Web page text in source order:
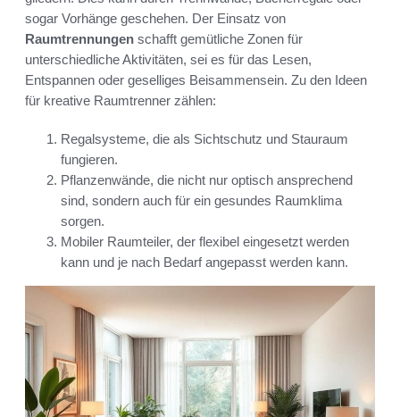
sogar Vorhänge geschehen. Der Einsatz von
Raumtrennungen schafft gemütliche Zonen für
unterschiedliche Aktivitäten, sei es für das Lesen,
Entspannen oder geselliges Beisammensein. Zu den Ideen
für kreative Raumtrenner zählen:
Regalsysteme, die als Sichtschutz und Stauraum
fungieren.
Pflanzenwände, die nicht nur optisch ansprechend
sind, sondern auch für ein gesundes Raumklima
sorgen.
Mobiler Raumteiler, der flexibel eingesetzt werden
kann und je nach Bedarf angepasst werden kann.